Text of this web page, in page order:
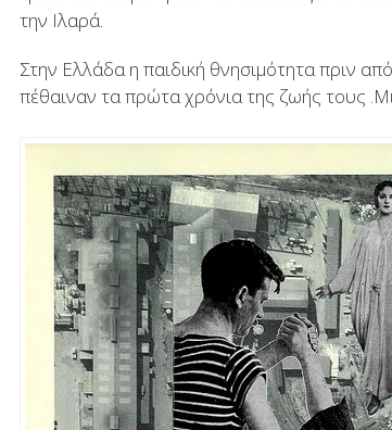
την Ιλαρά.
Στην Ελλάδα η παιδική θνησιμότητα πριν
πέθαιναν τα πρώτα χρόνια της ζωής τους